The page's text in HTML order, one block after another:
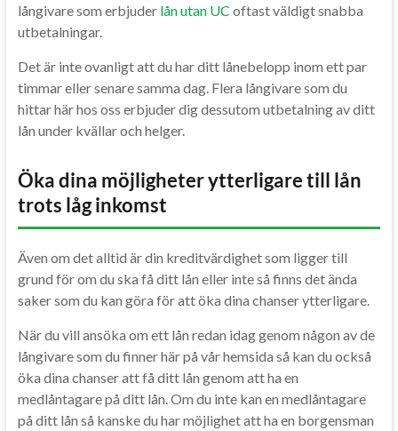
långivare som erbjuder lån utan UC oftast väldigt snabba
utbetalningar.
Det är inte ovanligt att du har ditt lånebelopp inom ett par
timmar eller senare samma dag. Flera långivare som du
hittar här hos oss erbjuder dig dessutom utbetalning av ditt
lån under kvällar och helger.
Öka dina möjligheter ytterligare till lån
trots låg inkomst
Även om det alltid är din kreditvärdighet som ligger till
grund för om du ska få ditt lån eller inte så finns det ända
saker som du kan göra för att öka dina chanser ytterligare.
När du vill ansöka om ett lån redan idag genom någon av de
långivare som du finner här på vår hemsida så kan du också
öka dina chanser att få ditt lån genom att ha en
medlåntagare på ditt lån. Om du inte kan en medlåntagare
på ditt lån så kanske du har möjlighet att ha en borgensman